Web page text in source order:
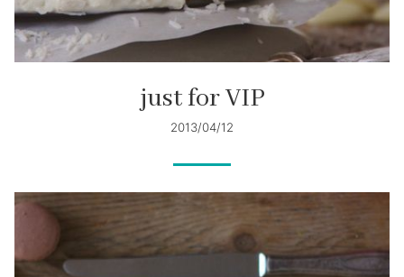
just for VIP
2013/04/12